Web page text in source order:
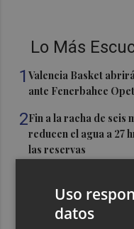
Lo Más
1Valencia Basket
ante Fenerbahce Opet
2Fin a la racha de seis
reducen el agua a 27
las reservas
previsto de corte de
de Càrcer
Uso
datos